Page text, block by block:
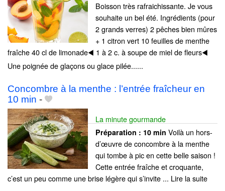
Boisson très rafraichissante. Je vous
souhaite un bel été. Ingrédients (pour
2 grands verres) 2 pêches bien mûres
+ 1 citron vert 10 feuilles de menthe
fraîche 40 cl de limonade◀️ 1 à 2 c. à soupe de miel de fleurs◀️
Une poignée de glaçons ou glace pilée......
Concombre à la menthe : l’entrée fraîcheur en
10 min -
La minute gourmande
Préparation : 10 min Voilà un hors-
d’œuvre de concombre à la menthe
qui tombe à pic en cette belle saison !
Cette entrée fraîche et croquante,
c’est un peu comme une brise légère qui s’invite ... Lire la suite